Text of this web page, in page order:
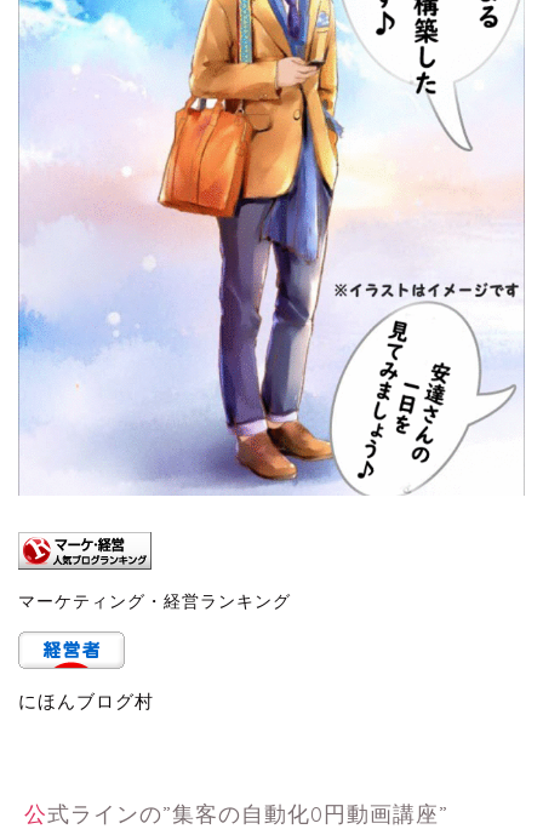
マーケティング・経営ランキング
にほんブログ村
公式ラインの”集客の自動化0円動画講座”